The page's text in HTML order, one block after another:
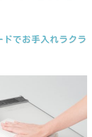
ドでお手入れラクラ